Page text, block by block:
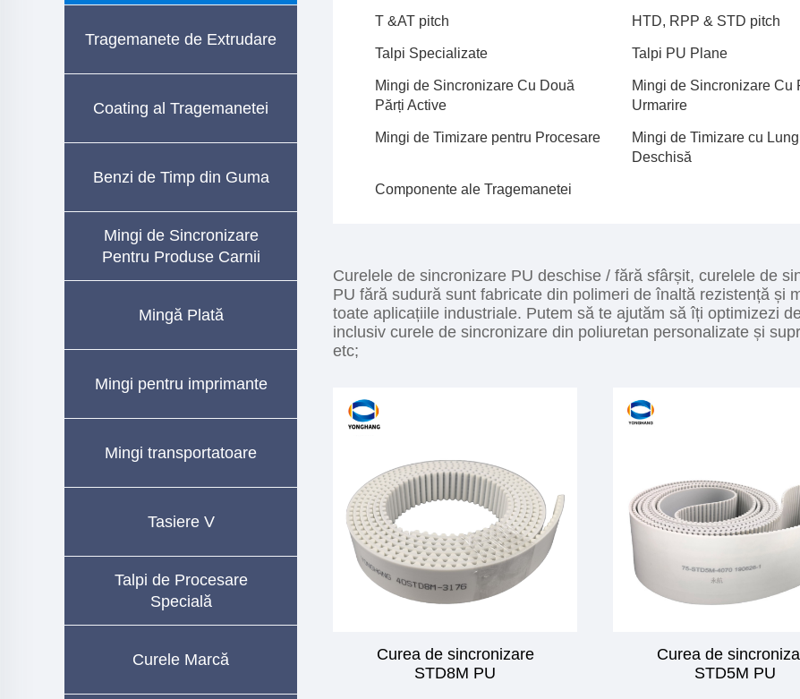
Tragemanete de Extrudare
Coating al Tragemanetei
Benzi de Timp din Guma
Mingi de Sincronizare
Pentru Produse Carnii
Mingă Plată
Mingi pentru imprimante
Mingi transportatoare
Tasiere V
Talpi de Procesare
Specială
Curele Marcă
T &AT pitch HTD, RPP & STD pitch
Talpi Specializate Talpi PU Plane
Mingi de Sincronizare Cu Două
Părți Active
Mingi de Sincronizare Cu
Urmarire
Mingi de Timizare pentru Procesare
Mingi de Timizare cu
Deschisă
Componente ale Tragemanetei
Curelele de sincronizare PU deschise / fără sfârșit, curelele de
PU fără sudură sunt fabricate din polimeri de înaltă rezistență și
toate aplicațiile industriale. Putem să te ajutăm să îți optimizezi
inclusiv curele de sincronizare din poliuretan personalizate și
etc;
Curea de sincronizare
STD8M PU
Curea de
STD5M PU